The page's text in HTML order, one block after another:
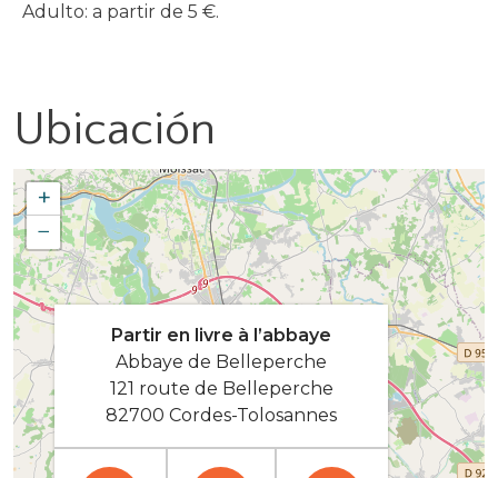
Adulto: a partir de 5 €.
Ubicación
+
−
Partir en livre à l’abbaye
Abbaye de Belleperche
121 route de Belleperche
82700 Cordes-Tolosannes